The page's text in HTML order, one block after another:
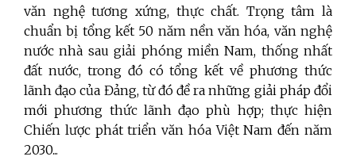
văn nghệ tương xứng, thực chất. Trọng tâm là
chuẩn bị tổng kết 50 năm nền văn hóa, văn nghệ
nước nhà sau giải phóng miền Nam, thống nhất
đất nước, trong đó có tổng kết về phương thức
lãnh đạo của Đảng, từ đó đề ra những giải pháp đổi
mới phương thức lãnh đạo phù hợp; thực hiện
Chiến lược phát triển văn hóa Việt Nam đến năm
2030...